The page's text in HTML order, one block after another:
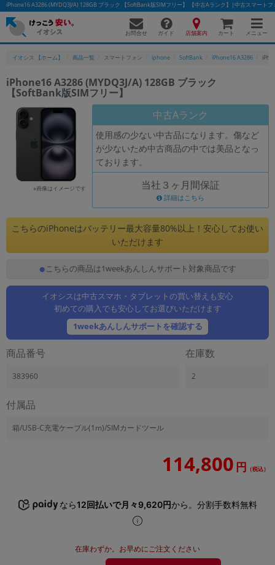
iPhone16 A3286 (MYDQ3J/A) 128GB ブラック 【SoftBank版SIMフリー】 【中古Aランク】|中古スマート
お問合せ ガイド 店舗案内 カート メニュー
イオシス 【ホーム】 商品一覧 スマートフォン iphone SoftBank iPhone16 A3286
iPhone16 A3286 (MYDQ3J/A) 128GB ブラック
【SoftBank版SIMフリー】
※画像はイメージです
中古Aランク
使用感の少ない中古品になります。傷など
が少ないため中古商品の中では美品となっ
ております。
当社３ヶ月間保証
詳細はこちら
こちらのiPhoneはバッテリー最大容量80%以上！安心してお使い
いただけます
こちらの商品は1weekあんしんサポート対象商品です
イオシスは中古スマホ・タブレットの買い替えも安心
初めての購入でも安心してお選びいただけます
1weekあんしんサポートを確認する
商品番号
383960
在庫数
2
付属品
箱/USB-C充電ケーブル(1m)/SIMカードツール
114,800 円 （税込）
なら12回払いで月々9,620円から。分割手数料無料
在庫わずか。お早めにご注文ください
かんたんパソコン検索に切り替える
フリーワード
人気の検索ワード： Let's note
「スマートフォン」「タブレット」など
シリーズ
商品シリーズ名・ブランド名の絞り込み。
メーカー
製造、販売メーカーの絞り込み
「Apple」「SONY」「SHARP」など
商品の搭載機能による絞り込み
ドライブの絞り込み
ランク
OS